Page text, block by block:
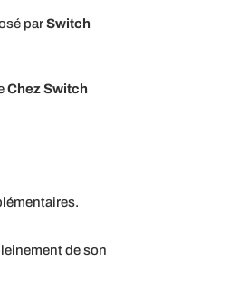
parSwitch
Chez Switch
de son